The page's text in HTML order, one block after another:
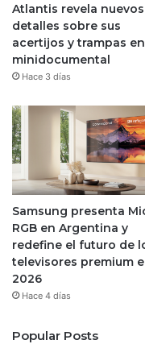
Atlantis revela nuevos
detalles sobre sus
acertijos y trampas
minidocumental
Hace 3 días
Samsung presenta
RGB en Argentina y
redefine el futuro de
televisores premium
2026
Hace 4 días
Popular Posts